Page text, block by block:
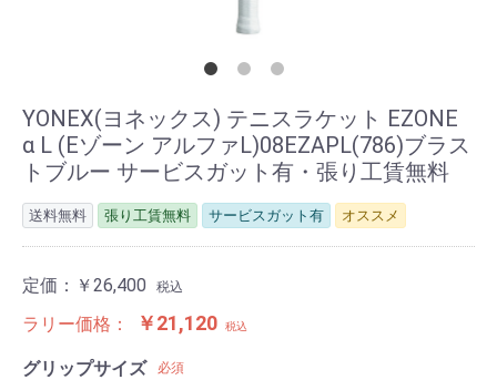
YONEX(ヨネックス) テニスラケット EZONE
α L (Eゾーン アルファL)08EZAPL(786)ブラス
トブルー サービスガット有・張り工賃無料
送料無料 張り工賃無料 サービスガット有 オススメ
定価： ￥26,400 税込
ラリー価格： ￥21,120 税込
グリップサイズ 必須